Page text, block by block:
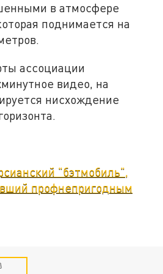
в атмосфере
поднимается на
ассоциации
видео, на
нисхождение
"бэтмобиль",
профнепригодным